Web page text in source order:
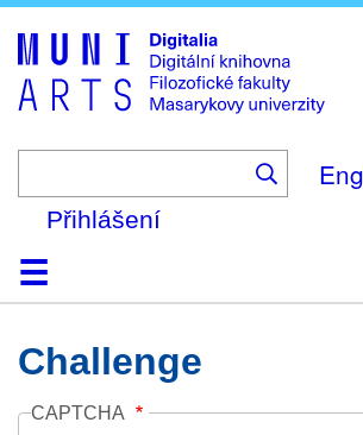
to
main
content
Přihlášení
DomůKolekce
Prohlížení
Vyhledávání
O platformě
Nápověda
KontaktDigitalia
Challenge
CAPTCHA